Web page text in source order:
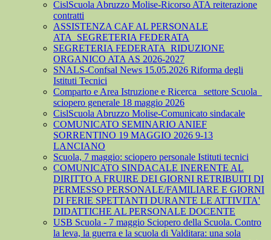
CislScuola Abruzzo Molise-Ricorso ATA reiterazione
contratti
ASSISTENZA CAF AL PERSONALE
ATA_SEGRETERIA FEDERATA
SEGRETERIA FEDERATA_RIDUZIONE
ORGANICO ATA AS 2026-2027
SNALS-Confsal News 15.05.2026 Riforma degli
Istituti Tecnici
Comparto e Area Istruzione e Ricerca_ settore Scuola_
sciopero generale 18 maggio 2026
CislScuola Abruzzo Molise-Comunicato sindacale
COMUNICATO SEMINARIO ANIEF
SORRENTINO 19 MAGGIO 2026 9-13
LANCIANO
Scuola, 7 maggio: sciopero personale Istituti tecnici
COMUNICATO SINDACALE INERENTE AL
DIRITTO A FRUIRE DEI GIORNI RETRIBUITI DI
PERMESSO PERSONALE/FAMILIARE E GIORNI
DI FERIE SPETTANTI DURANTE LE ATTIVITA'
DIDATTICHE AL PERSONALE DOCENTE
USB Scuola - 7 maggio Sciopero della Scuola. Contro
la leva, la guerra e la scuola di Valditara: una sola